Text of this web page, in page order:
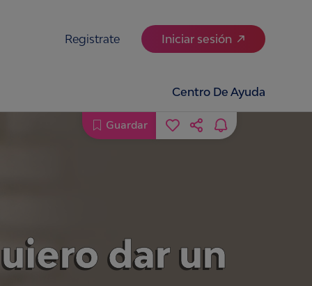
Registrate Iniciar sesión
Centro De Ayuda
dar un
Guardar